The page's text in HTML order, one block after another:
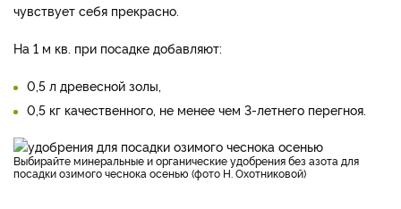
чувствует себя прекрасно.
На 1 м кв. при посадке добавляют:
0,5 л древесной золы,
0,5 кг качественного, не менее чем 3-летнего перегноя.
Выбирайте минеральные и органические удобрения без азота для
посадки озимого чеснока осенью (фото Н. Охотниковой)